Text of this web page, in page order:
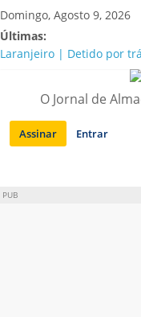
Saltar
para
conteúdo
Domingo, Agosto 9, 2026
Últimas:
Laranjeiro | Detido por
A “crise” da água em
Costa da Caparica |
irregularidades em
APA diz que falta de
O Jornal de
Assinar Entrar
PUB